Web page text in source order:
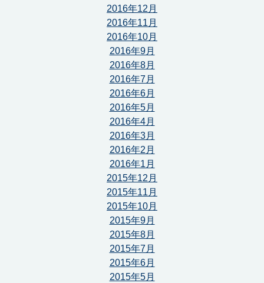
2016年12月
2016年11月
2016年10月
2016年9月
2016年8月
2016年7月
2016年6月
2016年5月
2016年4月
2016年3月
2016年2月
2016年1月
2015年12月
2015年11月
2015年10月
2015年9月
2015年8月
2015年7月
2015年6月
2015年5月